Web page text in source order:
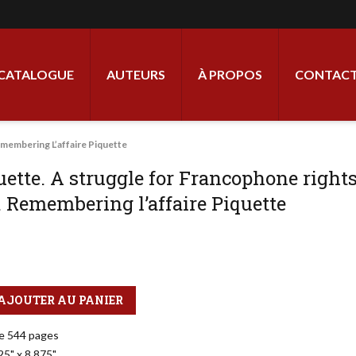
AUTEURS À PROPOS
L’affaire Piquette
A struggle for Francophone
l’affaire Piquette
AU PANIER
544 pages